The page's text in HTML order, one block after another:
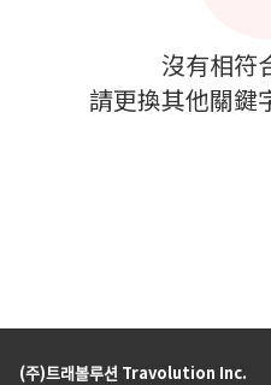
沒有相符
請更換其他關鍵
(주)트래볼루션 Travolution Inc.